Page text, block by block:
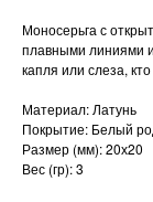
Моносерьга с
плавными линиями
капля или слеза, кто
Материал: Латунь
Покрытие: Белый
Размер (мм): 20х20
Вес (гр): 3